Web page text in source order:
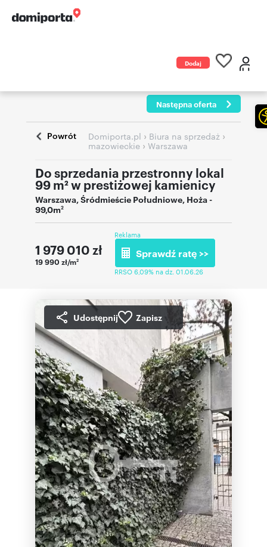
Dodaj
Następna oferta
Powrót Domiporta.pl › Biura na sprzedaż ›
mazowieckie › Warszawa
Do sprzedania przestronny lokal
99 m² w prestiżowej kamienicy
Warszawa,Śródmieście Południowe, Hoża-
99,0m2
1 979 010 zł
19 990 zł/m2
Reklama
Sprawdź ratę >>
RRSO 6,09% na dz. 01.06.26
Udostępnij Zapisz